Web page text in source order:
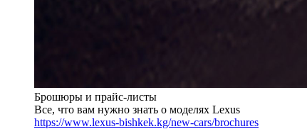
Брошюры и прайс-листы
Все, что вам нужно знать о моделях Lexus
https://www.lexus-bishkek.kg/new-cars/brochures